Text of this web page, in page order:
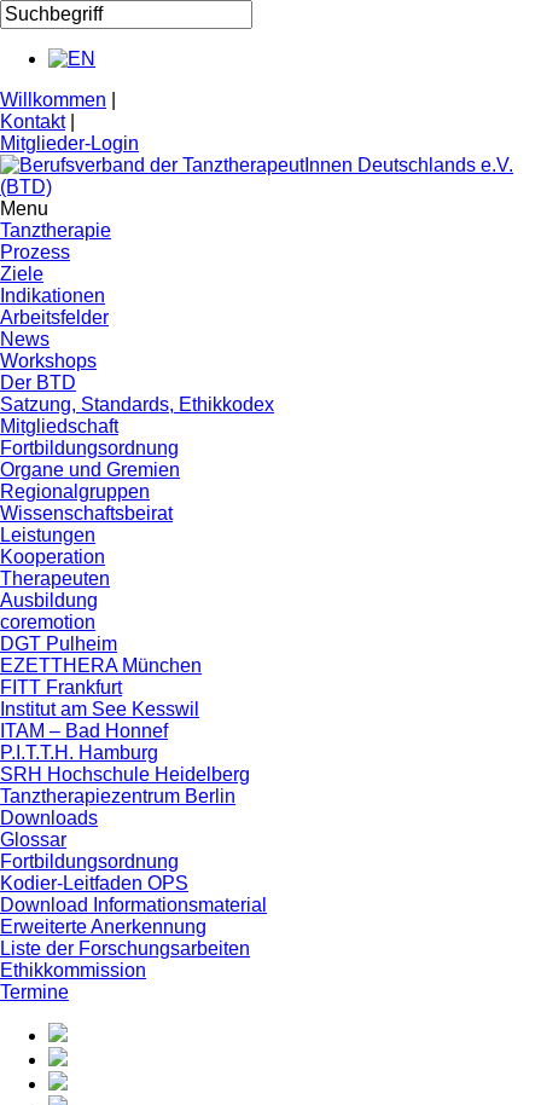
Willkommen
Kontakt|
Mitglieder-Login
Menu
Tanztherapie
Prozess
Ziele
Indikationen
Arbeitsfelder
News
Workshops
Der BTD
Satzung, Standards, Ethikkodex
Mitgliedschaft
Fortbildungsordnung
Organe und Gremien
Regionalgruppen
Wissenschaftsbeirat
Leistungen
Kooperation
Therapeuten
Ausbildung
coremotion
DGT Pulheim
EZETTHERA München
FITT Frankfurt
Institut am See Kesswil
ITAM – Bad Honnef
P.I.T.T.H. Hamburg
SRH Hochschule Heidelberg
Tanztherapiezentrum Berlin
Downloads
Glossar
Fortbildungsordnung
Kodier-Leitfaden OPS
Download Informationsmaterial
Erweiterte Anerkennung
Liste der Forschungsarbeiten
Ethikkommission
Termine